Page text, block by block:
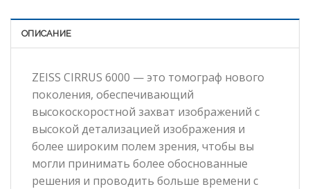
ОПИСАНИЕ
ZEISS CIRRUS 6000 — это томограф нового
поколения, обеспечивающий
высокоскоростной захват изображений с
высокой детализацией изображения и
более широким полем зрения, чтобы вы
могли принимать более обоснованные
решения и проводить больше времени с